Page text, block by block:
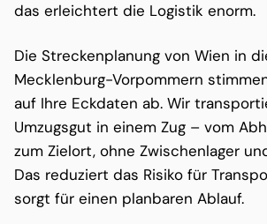
das erleichtert die Logistik enorm.
Die Streckenplanung von Wien in
Mecklenburg-Vorpommern
auf Ihre Eckdaten ab. Wir
Umzugsgut in einem Zug – vom
zum Zielort, ohne Zwischenlager
Das reduziert das Risiko für
sorgt für einen planbaren Ablauf.